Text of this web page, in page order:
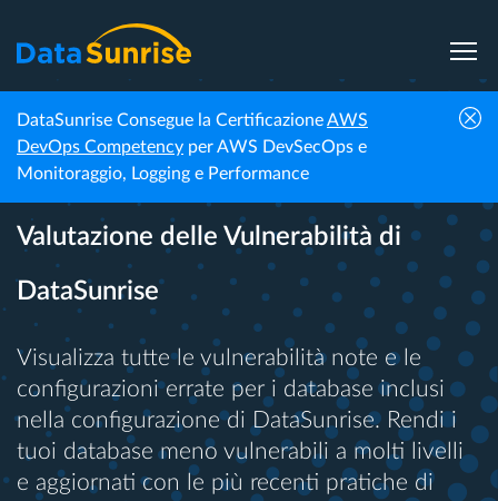
DataSunrise Consegue la CertificazioneAWS
DevOps Competency per AWS DevSecOps e
Monitoraggio, Logging e Performance
Proteggi i Tuoi Database con la
Valutazione delle Vulnerabilità di
DataSunrise
Visualizza tutte le vulnerabilità note e le
configurazioni errate per i database inclusi
nella configurazione di DataSunrise. Rendi i
tuoi database meno vulnerabili a molti livelli
e aggiornati con le più recenti pratiche di